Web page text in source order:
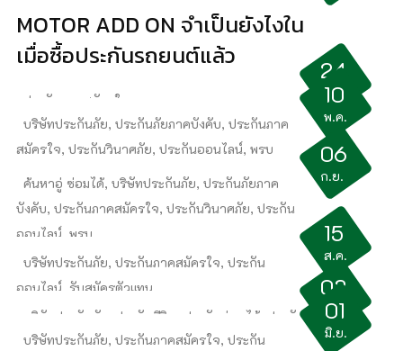
MOTOR ADD ON จำเป็นยังไงใน
เมื่อซื้อประกันรถยนต์แล้ว
ประกันภาคสมัครใจ
รถยนต์โดนน้ำท่วมประกันซ่อมไหม๊
24
ต.ค.
บริษัทประกันภัย, ประกันภัยภาคบังคับ, ประกันภาค
สมัครใจ, ประกันวินาศภัย, ประกันออนไลน์, พรบ
ผ่อนประกันรถผ่านบัตรฟรี 0 % 6
เดือน โปรโควิด​
10
พ.ค.
ค้นหาอู่ ซ่อมได้, บริษัทประกันภัย, ประกันภัยภาค
บังคับ, ประกันภาคสมัครใจ, ประกันวินาศภัย, ประกัน
ออนไลน์ พรบ
เลือกประกันบริษัทไหนดี
06
ก.ย.
บริษัทประกันภัย, ประกันภาคสมัครใจ, ประกัน
ออนไลน์ รับสมัครตัวแทน
รถอายุกี่ปี ทำประกันชั้นไหนได้บ้าง
15
ส.ค.
บริษัทประกันภัย ประกันชีวิต ประกันผ่อนได้
ประกัน
ภาคสมัครใจ
03
มิ.ย.
บริษัทประกันภัย, ประกันภาคสมัครใจ, ประกัน
01
มิ.ย.